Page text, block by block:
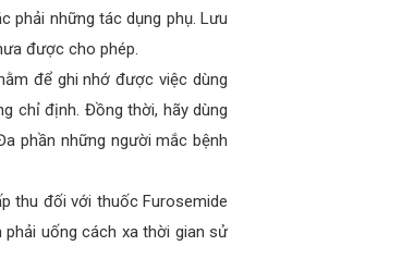
phải những tác dụng phụ. Lưu
được cho phép.
để ghi nhớ được việc dùng
chỉ định. Đồng thời, hãy dùng
phần những người mắc bệnh
thu đối với thuốc Furosemide
uống cách xa thời gian sử